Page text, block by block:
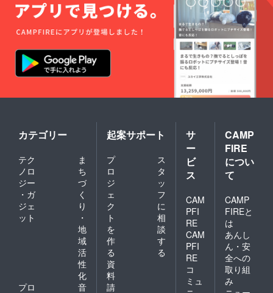
カテゴリー
テク
ノロ
ジー
・ガ
ジェ
ット
ま
ち
づ
く
り
・
地
域
活
性
化
プロ
音
起案サポート
プ
ロ
ジ
ェ
ク
ト
を
作
る
ス
タ
ッ
フ
に
相
談
す
る
資
料
請
サ
ー
ビ
ス
CAM
PFI
RE
CAM
PFI
RE
コ
ミュ
CAMP
FIRE
につい
て
CAMP
FIREと
は
あんし
ん・安
全への
取り組
み